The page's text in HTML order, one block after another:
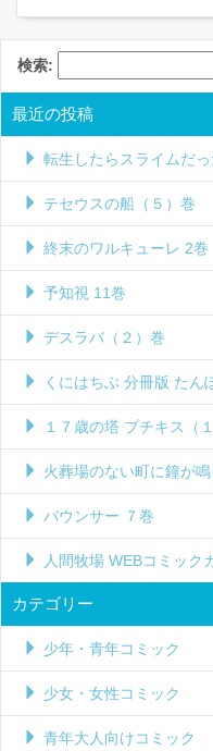
検索:
最近の投稿
転生したらスライムだ
テセウスの船（５）巻
終末のワルキューレ 2巻
予知視 11巻
デスラバ（２）巻
くにはちぶ 分冊版 たん
１７歳の塔 プチキス（
火葬場のない町に鐘が
バウンサー ７巻
人間牧場 WEBコミック
カテゴリー
少年・青年コミック
少女・女性コミック
青年大人向けコミック